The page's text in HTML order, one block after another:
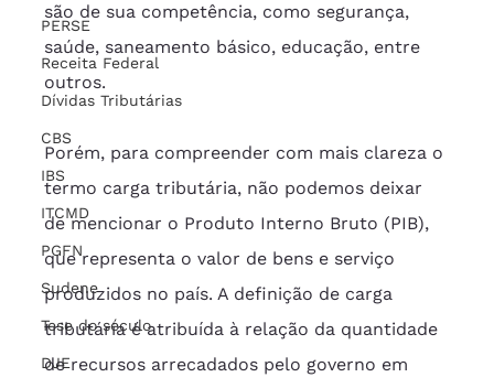
PERSE
Receita Federal
Dívidas Tributárias
CBS
IBS
ITCMD
PGFN
Sudene
Tese do século
DJE
são de sua competência, como segurança,
saúde, saneamento básico, educação, entre
outros.
Porém, para compreender com mais clareza o
termo carga tributária, não podemos deixar
de mencionar o Produto Interno Bruto (PIB),
que representa o valor de bens e serviço
produzidos no país. A definição de carga
tributária é atribuída à relação da quantidade
de recursos arrecadados pelo governo em